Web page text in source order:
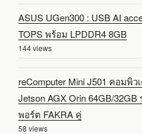
ASUS UGen300 : USB AI
TOPS พร้อม LPDDR4 8GB
144 views
reComputer Mini J501 คอมพิว
Jetson AGX Orin 64GB/
พอร์ต FAKRA คู่
58 views